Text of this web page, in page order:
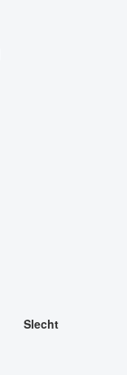
Slecht